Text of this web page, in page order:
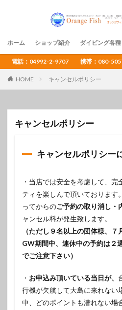
ホーム ショップ紹介 ダイビング各種
電話：04992-2-9707 携帯：080-5057-
HOME キャンセルポリシー
キャンセルポリシー
キャンセルポリシー
・当店では安全を考慮して、
ティを楽しんで頂いております
ってからのご予約の取り消し・
ャンセル料が発生致します。
（ただし９名以上の団体様、７
GW期間中、連休中の予約は２
でご注意下さい）
・ お申込み頂いている当日が、
行機が欠航して大島に来れない
中、どのポイントも潜れない場